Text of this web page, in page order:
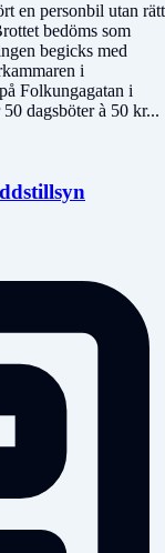
en personbil utan rätt
bedöms som
begicks med
i
Folkungagatan i
dagsböter à 50 kr...